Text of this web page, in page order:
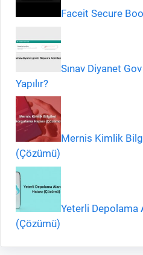
Faceit Secure
Sınav Diyanet
Yapılır?
Mernis Kimlik
(Çözümü)
Yeterli Depolama
(Çözümü)